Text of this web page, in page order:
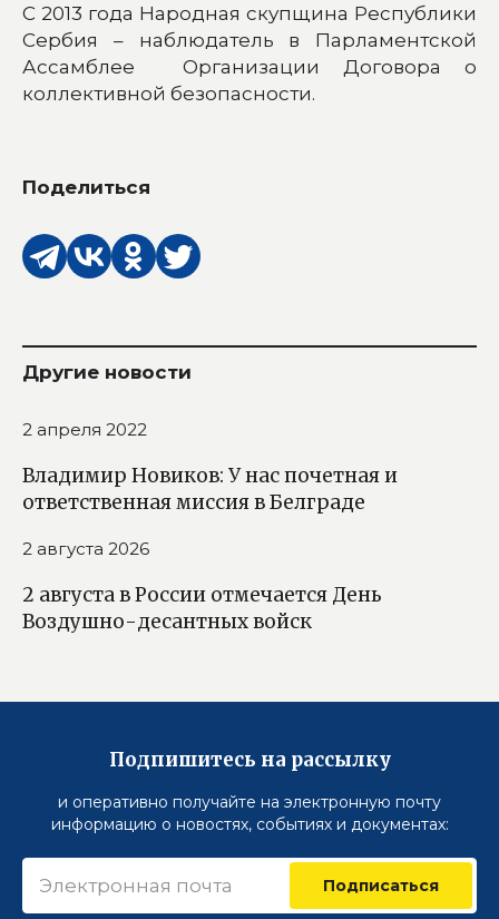
С 2013 года Народная скупщина Республики
Сербия – наблюдатель в Парламентской
Ассамблее Организации Договора о
коллективной безопасности.
Поделиться
Другие новости
2 апреля 2022
Владимир Новиков: У нас почетная и
ответственная миссия в Белграде
2 августа 2026
2 августа в России отмечается День
Воздушно-десантных войск
Подпишитесь на рассылку
и оперативно получайте на электронную почту
информацию о новостях, событиях и документах:
Подписаться